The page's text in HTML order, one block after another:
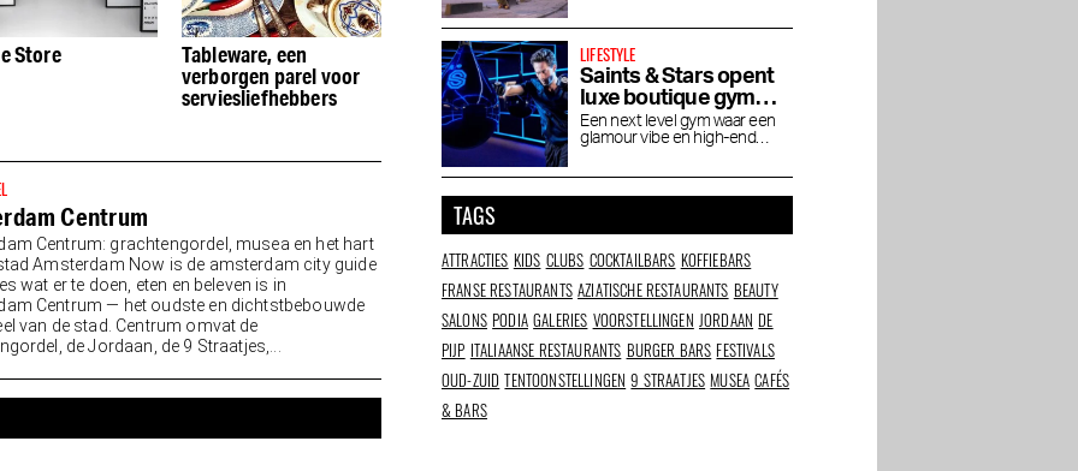
Store
Tableware, een
verborgen parel voor
serviesliefhebbers
Omgeschoolde
patissier bakt zoete
traktaties in Oslo
Bakery
La Fiorita: nieuwe
favoriete Italiaan in de
Jordaan
Centrum
Centrum: grachtengordel, musea en het hart
Amsterdam Now is de amsterdam city guide
wat er te doen, eten en beleven is in
Centrum — het oudste en dichtstbebouwde
van de stad. Centrum omvat de
de Jordaan, de 9 Straatjes,...
LIFESTYLE
Saints & Stars opent
luxe boutique gym in
Oud-Zuid
Een next level gym waar een
glamour vibe en high-end
TAGS
ATTRACTIES KIDS CLUBS COCKTAILBARS KOFFIEBARS
FRANSE RESTAURANTS AZIATISCHE RESTAURANTS BEAUTY
SALONS PODIA GALERIES VOORSTELLINGEN JORDAAN DE
PIJP ITALIAANSE RESTAURANTS BURGER BARS FESTIVALS
OUD-ZUID TENTOONSTELLINGEN 9 STRAATJES MUSEA CAFÉS
& BARS